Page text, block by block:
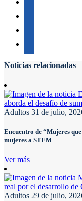
Noticias relacionadas
Adultos 31 de julio,
Encuentro de “Mujeres
mujeres a STEM
Ver más
Adultos 29 de julio,